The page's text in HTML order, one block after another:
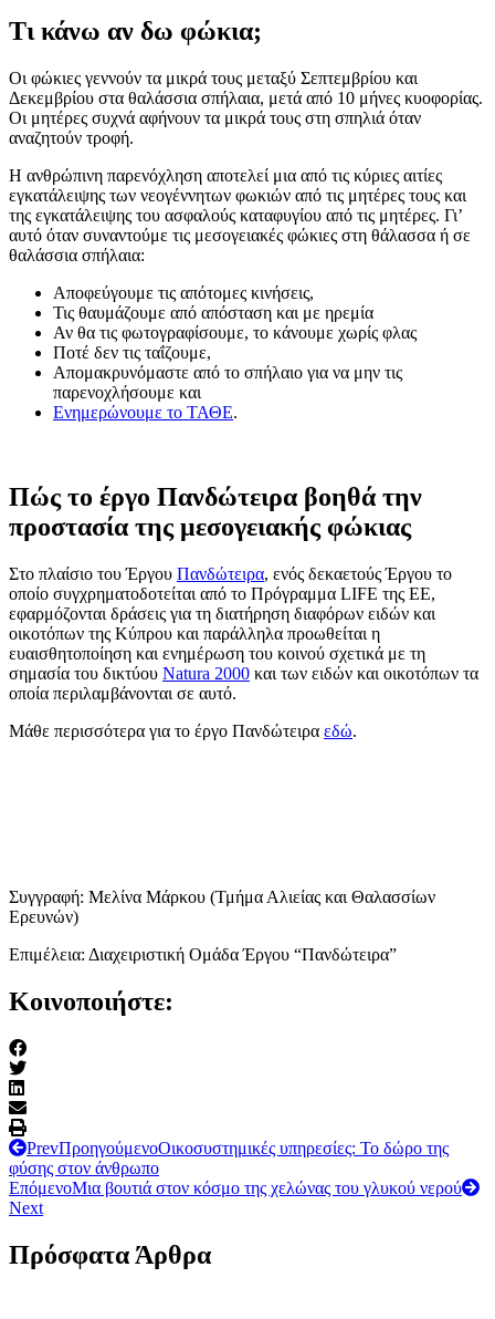
Τι κάνω αν δω φώκια;
Οι φώκιες γεννούν τα μικρά τους μεταξύ Σεπτεμβρίου και
Δεκεμβρίου στα θαλάσσια σπήλαια, μετά από 10 μήνες κυοφορίας.
Οι μητέρες συχνά αφήνουν τα μικρά τους στη σπηλιά όταν
αναζητούν τροφή.
Η ανθρώπινη παρενόχληση αποτελεί μια από τις κύριες αιτίες
εγκατάλειψης των νεογέννητων φωκιών από τις μητέρες τους και
της εγκατάλειψης του ασφαλούς καταφυγίου από τις μητέρες. Γι’
αυτό όταν συναντούμε τις μεσογειακές φώκιες στη θάλασσα ή σε
θαλάσσια σπήλαια:
Αποφεύγουμε τις απότομες κινήσεις,
Τις θαυμάζουμε από απόσταση και με ηρεμία
Αν θα τις φωτογραφίσουμε, το κάνουμε χωρίς φλας
Ποτέ δεν τις ταΐζουμε,
Απομακρυνόμαστε από το σπήλαιο για να μην τις
παρενοχλήσουμε και
Ενημερώνουμε το ΤΑΘΕ.
Πώς το έργο Πανδώτειρα βοηθά την
προστασία της μεσογειακής φώκιας
Στο πλαίσιο του Έργου Πανδώτειρα, ενός δεκαετούς Έργου το
οποίο συγχρηματοδοτείται από το Πρόγραμμα LIFE της ΕΕ,
εφαρμόζονται δράσεις για τη διατήρηση διαφόρων ειδών και
οικοτόπων της Κύπρου και παράλληλα προωθείται η
ευαισθητοποίηση και ενημέρωση του κοινού σχετικά με τη
σημασία του δικτύου Natura 2000 και των ειδών και οικοτόπων τα
οποία περιλαμβάνονται σε αυτό.
Μάθε περισσότερα για το έργο Πανδώτειρα εδώ.
Συγγραφή: Μελίνα Μάρκου (Τμήμα Αλιείας και Θαλασσίων
Ερευνών)
Επιμέλεια: Διαχειριστική Ομάδα Έργου “Πανδώτειρα”
Κοινοποιήστε:
PrevΠροηγούμενοΟικοσυστημικές υπηρεσίες: Το δώρο της
φύσης στον άνθρωπο
ΕπόμενοΜια βουτιά στον κόσμο της χελώνας του γλυκού νερού
Next
Πρόσφατα Άρθρα